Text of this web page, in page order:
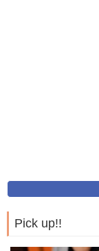
Pick up!!